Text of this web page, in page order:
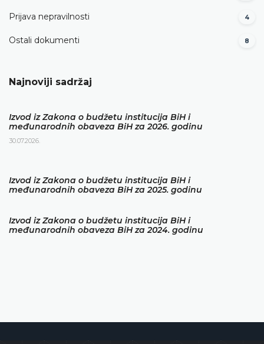
Prijava nepravilnosti 4
Ostali dokumenti 8
Najnoviji sadržaj
Izvod iz Zakona o budžetu institucija BiH i
međunarodnih obaveza BiH za 2026. godinu
30.07.2026.
Izvod iz Zakona o budžetu institucija BiH i
međunarodnih obaveza BiH za 2025. godinu
Izvod iz Zakona o budžetu institucija BiH i
međunarodnih obaveza BiH za 2024. godinu